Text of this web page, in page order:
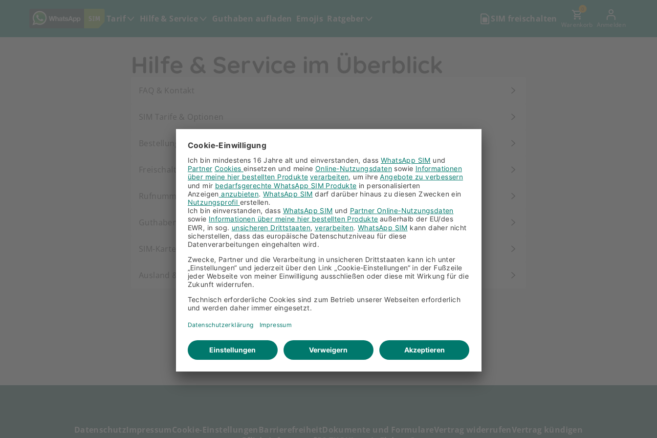
Tarif Hilfe & Service Guthaben aufladen Emojis Ratgeber SIM freischalten
Warenkorb Anmelden
FAQ & Kontakt
SIM Tarife & Optionen
Bestellung & Retoure
Freischaltung & Ident
Rufnummernmitnahme
Guthaben aufladen
SIM-Karte & Mailbox
Ausland & Roaming
DatenschutzImpressumCookie-Einstellungen BarrierefreiheitDokumente und FormulareVertrag widerrufenVertrag kündigen